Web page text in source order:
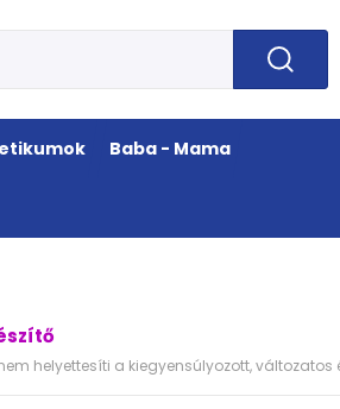
Baba - Mama
helyettesíti a kiegyensúlyozott, változatos